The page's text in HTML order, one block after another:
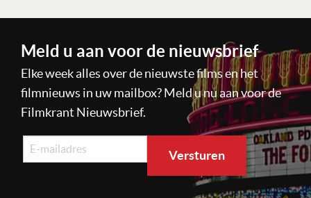
Meld u aan voor de nieuwsbrief
Elke week alles over de nieuwste films en het
filmnieuws in uw mailbox? Meld u nu aan voor de
Filmkrant Nieuwsbrief.